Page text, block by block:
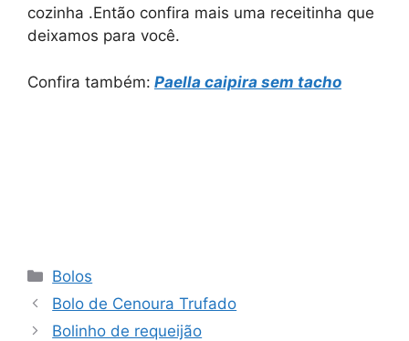
cozinha .Então confira mais uma receitinha que
deixamos para você.
Confira também: Paella caipira sem tacho
Categorias
Bolos
Bolo de Cenoura Trufado
Bolinho de requeijão